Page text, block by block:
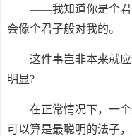
——我知道你是个君
会像个君子般对我的。
这件事岂非本来就
明显?
在正常情况下，一
可以算是最聪明的法子